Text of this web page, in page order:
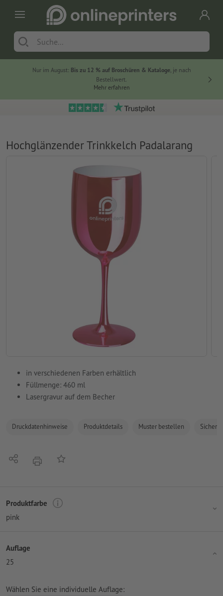
Nur im August: Bis zu 12 % auf Broschüren & Kataloge, je nach
Bestellwert.
Mehr erfahren
Hochglänzender Trinkkelch Padalarang
in verschiedenen Farben erhältlich
Füllmenge: 460 ml
Lasergravur auf dem Becher
Druckdatenhinweise Produktdetails Muster bestellen
Teilen DruckenAuf die Merkliste
Produktfarbe
pink
Auflage
25
Wählen Sie eine individuelle Auflage: